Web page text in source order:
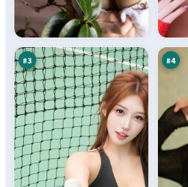
#3
回
声
潜
伏
97
万
#4
迷
城
悬
案万